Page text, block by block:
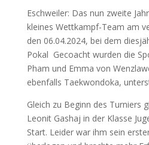
Eschweiler: Das nun zweite
kleines Wettkampf-Team am
den 06.04.2024, bei dem
Pokal Gecoacht wurden die
Pham und Emma von
ebenfalls Taekwondoka,
Gleich zu Beginn des Turniers
Leonit Gashaj in der Klasse
Start. Leider war ihm sein